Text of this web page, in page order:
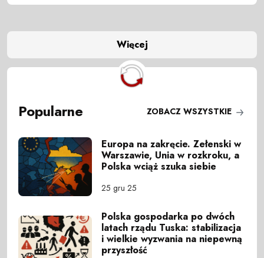
Więcej
Popularne ZOBACZ WSZYSTKIE
Europa na zakręcie. Zełenski w
Warszawie, Unia w rozkroku, a
Polska wciąż szuka siebie
25 gru 25
Polska gospodarka po dwóch
latach rządu Tuska: stabilizacja
i wielkie wyzwania na niepewną
przyszłość